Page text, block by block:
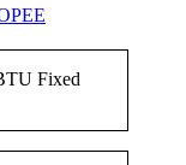
Fixed